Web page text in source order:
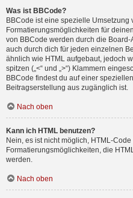
Was ist BBCode?
BBCode ist eine spezielle
Formatierungsmöglichkeiten für
von BBCode werden durch die
auch durch dich für jeden einzelnen
ähnlich wie HTML aufgebaut, jedoch
spitzen („<“ und „>“) Klammern
BBCode findest du auf einer
Beitragserstellung aus zugänglich ist.
Nach oben
Kann ich HTML benutzen?
Nein, es ist nicht möglich, HTML-
Formatierungsmöglichkeiten, die
werden.
Nach oben